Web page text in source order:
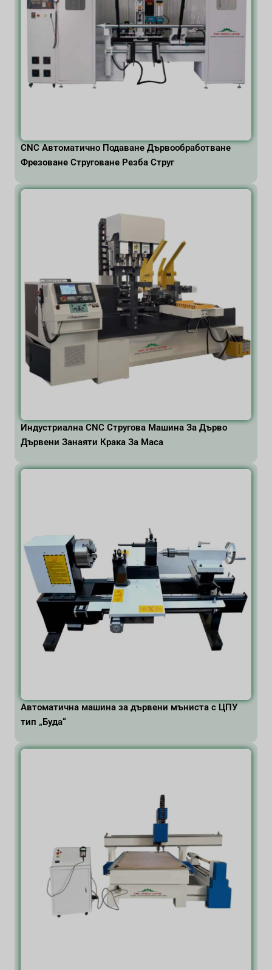
CNC Автоматично Подаване Дървообработване
Фрезоване Струговане Резба Струг
Индустриална CNC Стругова Машина За Дърво
Дървени Занаяти Крака За Маса
Автоматична машина за дървени мъниста с ЦПУ
тип „Буда“